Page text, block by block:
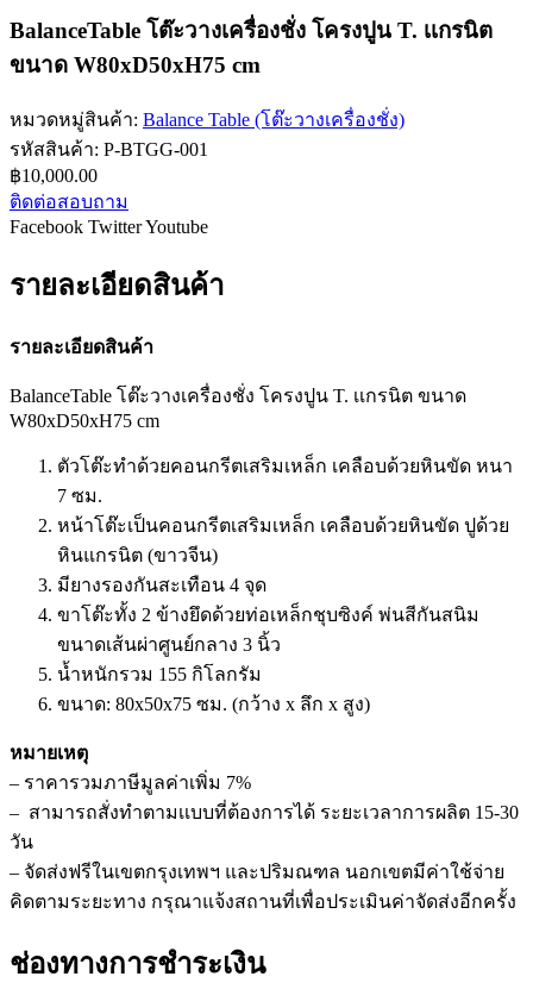
BalanceTable โต๊ะวางเครื่องชั่ง โครงปูน T. เเกรนิต
ขนาด W80xD50xH75 cm
หมวดหมู่สินค้า: Balance Table (โต๊ะวางเครื่องชั่ง)
รหัสสินค้า: P-BTGG-001
฿10,000.00
ติดต่อสอบถาม
Facebook TwitterYoutube
รายละเอียดสินค้า
รายละเอียดสินค้า
BalanceTable โต๊ะวางเครื่องชั่ง โครงปูน T. เเกรนิต ขนาด
W80xD50xH75 cm
ตัวโต๊ะทำด้วยคอนกรีตเสริมเหล็ก เคลือบด้วยหินขัด หนา
7 ซม.
หน้าโต๊ะเป็นคอนกรีตเสริมเหล็ก เคลือบด้วยหินขัด ปูด้วย
หินแกรนิต (ขาวจีน)
มียางรองกันสะเทือน 4 จุด
ขาโต๊ะทั้ง 2 ข้างยึดด้วยท่อเหล็กชุบซิงค์ พ่นสีกันสนิม
ขนาดเส้นผ่าศูนย์กลาง 3 นิ้ว
น้ำหนักรวม 155 กิโลกรัม
ขนาด: 80x50x75 ซม. (กว้าง x ลึก x สูง)
หมายเหตุ
– ราคารวมภาษีมูลค่าเพิ่ม 7%
– สามารถสั่งทำตามเเบบที่ต้องการได้ ระยะเวลาการผลิต 15-30
วัน
– จัดส่งฟรีในเขตกรุงเทพฯ และปริมณฑล นอกเขตมีค่าใช้จ่าย
คิดตามระยะทาง กรุณาแจ้งสถานที่เพื่อประเมินค่าจัดส่งอีกครั้ง
ช่องทางการชำระเงิน